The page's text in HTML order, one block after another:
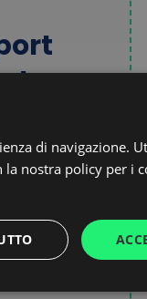
misura e
migliorare,
di navigazione.
nostra policy per i